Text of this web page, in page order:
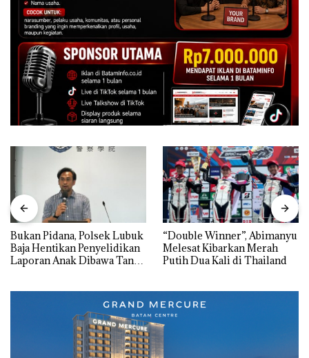
Bukan Pidana, Polsek Lubuk
Baja Hentikan Penyelidikan
Laporan Anak Dibawa Tanpa
“Double Winner”, Abimanyu
Melesat Kibarkan Merah
Putih Dua Kali di Thailand